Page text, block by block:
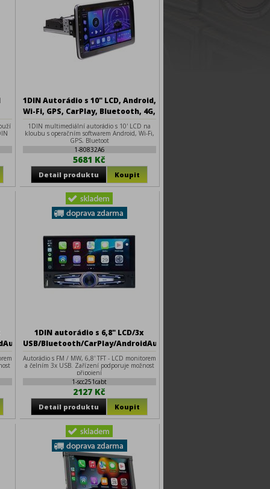
1DIN Autorádio s 10" LCD, Android,
Wi-Fi, GPS, CarPlay, Bluetooth, 4G,
2x USB
1DIN multimediální autorádio s 10' LCD na
kloubu s operačním softwarem Android, Wi-Fi,
GPS, Bluetoot
1-80832A6
5681 Kč
Mirrorlink
1DIN autorádio s 6,8" LCD/3x
USB/Bluetooth/CarPlay/AndroidAuto/Mirrorlink
Autorádio s FM / MW, 6,8' TFT - LCD monitorem
a čelním 3x USB. Zařízení podporuje možnost
připojení
1-scc251cabt
2127 Kč